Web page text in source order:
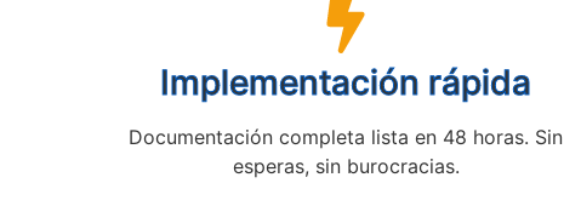
Implementación rápida
Documentación completa lista en 48 horas. Sin
esperas, sin burocracias.